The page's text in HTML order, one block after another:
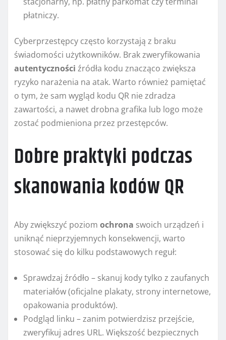
płatniczy.
Cyberprzestępcy często korzystają z braku
świadomości użytkowników. Brak zweryfikowania
autentyczności źródła kodu znacząco zwiększa
ryzyko narażenia na atak. Warto również pamiętać
o tym, że sam wygląd kodu QR nie zdradza
zawartości, a nawet drobna grafika lub logo może
zostać podmieniona przez przestępców.
Dobre praktyki podczas
skanowania kodów QR
Aby zwiększyć poziom ochrona swoich urządzeń i
uniknąć nieprzyjemnych konsekwencji, warto
stosować się do kilku podstawowych reguł:
Sprawdzaj źródło – skanuj kody tylko z zaufanych
materiałów (oficjalne plakaty, strony internetowe,
opakowania produktów).
Podgląd linku – zanim potwierdzisz przejście,
zweryfikuj adres URL. Większość bezpiecznych